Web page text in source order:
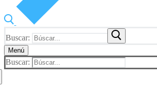
Buscar:
Menú
Buscar: